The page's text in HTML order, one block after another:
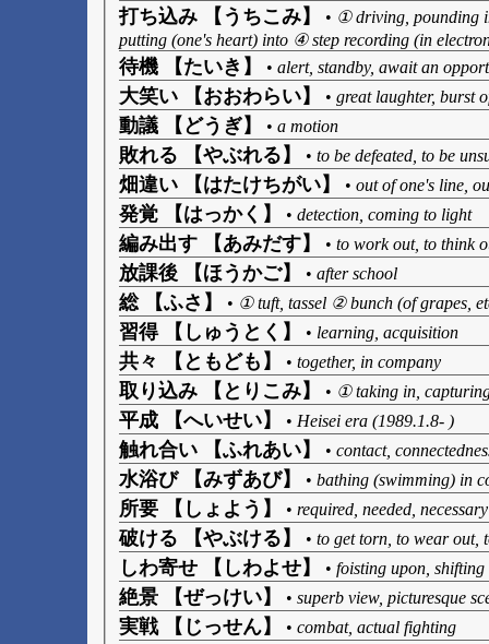
打ち込み 【うちこみ】 • ① driving, pounding
putting (one's heart) into ④ step recording (in
待機 【たいき】 • alert, standby, await an
大笑い 【おおわらい】 • great laughter, burst
動議 【どうぎ】 • a motion
敗れる 【やぶれる】 • to be defeated, to be
畑違い 【はたけちがい】 • out of one's line,
発覚 【はっかく】 • detection, coming to light
編み出す 【あみだす】 • to work out, to think
放課後 【ほうかご】 • after school
総 【ふさ】 • ① tuft, tassel ② bunch (of grapes,
習得 【しゅうとく】 • learning, acquisition
共々 【ともども】 • together, in company
取り込み 【とりこみ】 • ① taking in,
平成 【へいせい】 • Heisei era (1989.1.8- )
触れ合い 【ふれあい】 • contact,
水浴び 【みずあび】 • bathing (swimming) in
所要 【しょよう】 • required, needed, necessary
破ける 【やぶける】 • to get torn, to wear out,
しわ寄せ 【しわよせ】 • foisting upon, shifting
絶景 【ぜっけい】 • superb view, picturesque
実戦 【じっせん】 • combat, actual fighting